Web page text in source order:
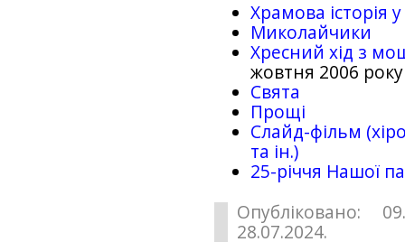
Храмова історія
Миколайчики
Хресний хід з
жовтня 2006 року
Свята
Прощі
Слайд-фільм
та ін.)
25-рiччя Нашої
Опубліковано:
28.07.2024.